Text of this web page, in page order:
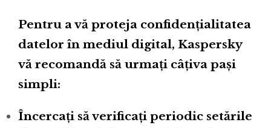
Pentru a vă proteja confidențialitatea
datelor în mediul digital, Kaspersky
vă recomandă să urmați câțiva pași
simpli:
Încercați să verificați periodic setările